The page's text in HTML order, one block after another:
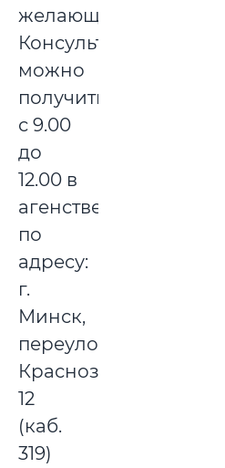
желающих.
Консультацию
можно
получить
с 9.00
до
12.00 в
агенстве
по
адресу:
г.
Минск,
переулок
Краснозвездный,
12
(каб.
319)